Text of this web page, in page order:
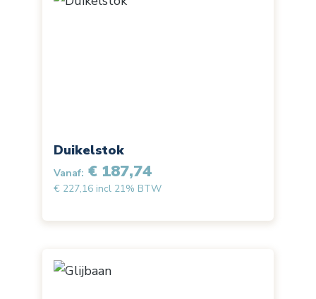
Duikelstok
Vanaf: € 187,74
€ 227,16 incl 21% BTW